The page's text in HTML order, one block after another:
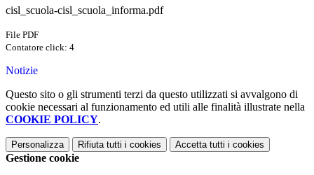
cisl_scuola-cisl_scuola_informa.pdf
File PDF
Contatore click: 4
Notizie
Questo sito o gli strumenti terzi da questo utilizzati si avvalgono di
cookie necessari al funzionamento ed utili alle finalità illustrate nella
COOKIE POLICY.
Personalizza Rifiuta tutti i cookies Accetta tutti i cookies
Gestione cookie